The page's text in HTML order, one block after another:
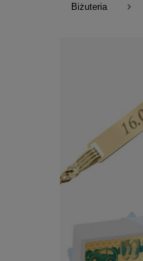
Biżuteria